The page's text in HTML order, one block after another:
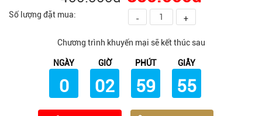
Số lượng đặt mua: - +
Chương trình khuyến mại sẽ kết thúc sau
NGÀY
0
GIỜ
02
PHÚT
59
GIÂY
53